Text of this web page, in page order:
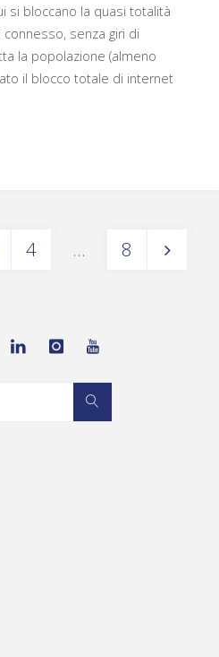
si bloccano la quasi totalità
senza giri di
la popolazione (almeno
il blocco totale di internet
4 … 8